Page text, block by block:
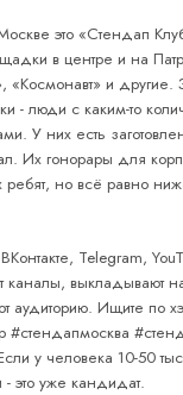
это «Стендап
в центре и на
«Космонавт» и другие.
- люди с каким-то
У них есть
Их гонорары для
ребят, но всё равно
ВКонтакте, Telegram,
каналы, выкладывают
аудиторию. Ищите по
у человека 10-50
это уже кандидат.